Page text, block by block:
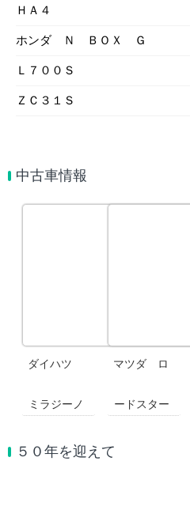
ＨＡ４
ホンダ Ｎ ＢＯＸ Ｇ
Ｌ７００Ｓ
ＺＣ３１Ｓ
中古車情報
ダイハツ
ミラジーノ
マツダ ロ
ードスター
５０年を迎えて